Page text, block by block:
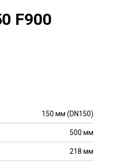
F900
150 мм (DN150)
500 мм
218 мм